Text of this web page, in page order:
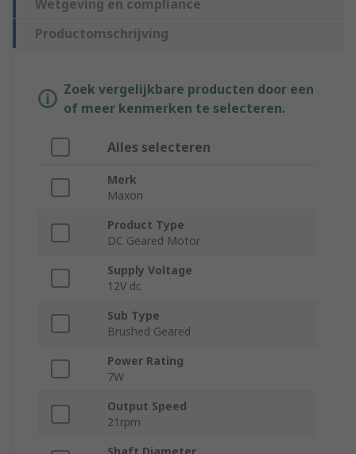
Wetgeving en compliance
Productomschrijving
Zoek vergelijkbare producten door een
of meer kenmerken te selecteren.
Alles selecteren
Merk
Maxon
Product Type
DC Geared Motor
Supply Voltage
12V dc
Sub Type
Brushed Geared
Power Rating
7W
Output Speed
21rpm